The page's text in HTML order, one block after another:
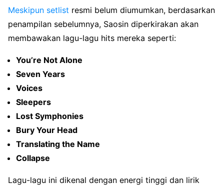
Meskipun setlist resmi belum diumumkan, berdasarkan
penampilan sebelumnya, Saosin diperkirakan akan
membawakan lagu-lagu hits mereka seperti:
You’re Not Alone
Seven Years
Voices
Sleepers
Lost Symphonies
Bury Your Head
Translating the Name
Collapse
Lagu-lagu ini dikenal dengan energi tinggi dan lirik